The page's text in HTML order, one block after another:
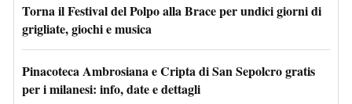
Torna il Festival del Polpo alla Brace per undici giorni di
grigliate, giochi e musica
Pinacoteca Ambrosiana e Cripta di San Sepolcro gratis
per i milanesi: info, date e dettagli